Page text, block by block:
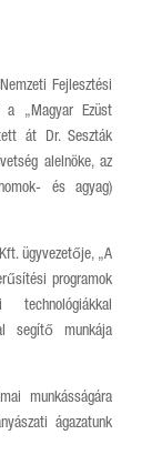
Fejlesztési
a „Magyar Ezüst
át Dr. Seszták
alelnöke, az
és agyag)
ügyvezetője, „A
programok
technológiákkal
segítő munkája
munkásságára
ágazatunk